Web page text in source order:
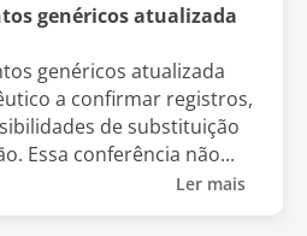
genéricos atualizada
genéricos atualizada
a confirmar registros,
de substituição
Essa conferência não...
Ler mais